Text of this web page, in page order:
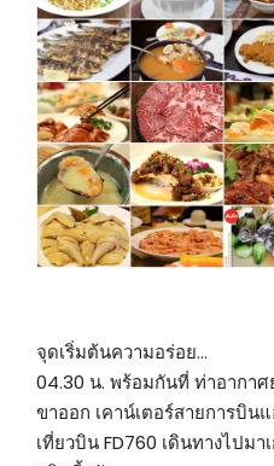
จุดเริ่มต้นความอร่อย…
04.30 น. พร้อมกันที่ ท่าอากา
ขาออก เคาน์เตอร์สายการบินแ
เที่ยวบิน FD760 เดินทางไปม